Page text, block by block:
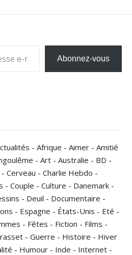
Abonnez-vous
- Afrique - Aimer - Amitié
- Art - Australie - BD -
- Cerveau - Charlie Hebdo -
- Couple - Culture - Danemark -
- Deuil - Documentaire -
- Espagne - États-Unis - Eté -
- Fêtes - Fiction - Films -
- Guerre - Histoire - Hiver
- Humour - Inde - Internet -